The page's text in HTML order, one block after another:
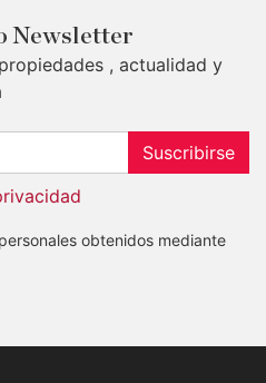
Newsletter
, actualidad y
Suscribirse
obtenidos mediante